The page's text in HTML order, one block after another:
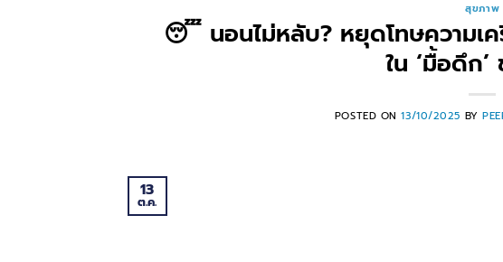
สุขภาพ
😴 นอนไม่หลับ? หยุดโทษความเ
ใน ‘มื้อดึก
POSTED ON13/10/2025 BY
13
ต.ค.